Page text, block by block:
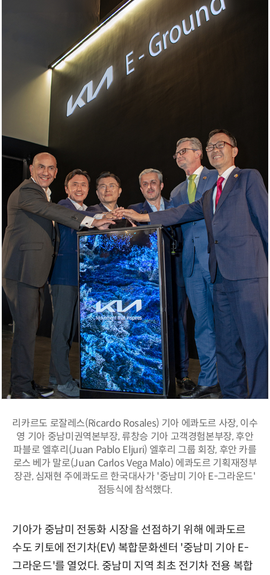
리카르도 로잘레스(Ricardo Rosales) 기아 에콰도르 사장, 이수
영 기아 중남미권역본부장, 류창승 기아 고객경험본부장, 후안
파블로 엘후리(Juan Pablo Eljuri) 엘후리 그룹 회장, 후안 카를
로스 베가 말로(Juan Carlos Vega Malo) 에콰도르 기획재정부
장관, 심재현 주에콰도르 한국대사가 '중남미 기아 E-그라운드'
점등식에 참석했다.
기아가 중남미 전동화 시장을 선점하기 위해 에콰도르
수도 키토에 전기차(EV) 복합문화센터 '중남미 기아 E-
그라운드'를 열었다. 중남미 지역 최초 전기차 전용 복합